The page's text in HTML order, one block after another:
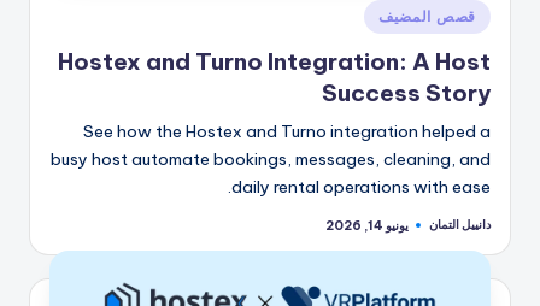
نُشر
في
قصص المضيف
Hostex and Turno Integration: A Host
Success Story
See how the Hostex and Turno integration helped a
busy host automate bookings, messages, cleaning, and
daily rental operations with ease.
تمّ
بواسطة
دانييل التمان يونيو 14, 2026